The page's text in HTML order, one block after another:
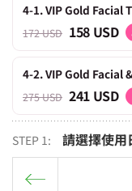
4-1. VIP Gold Facial
172 USD 158 USD
4-2. VIP Gold Facial
275 USD 241 USD
STEP 1: 請選擇使用